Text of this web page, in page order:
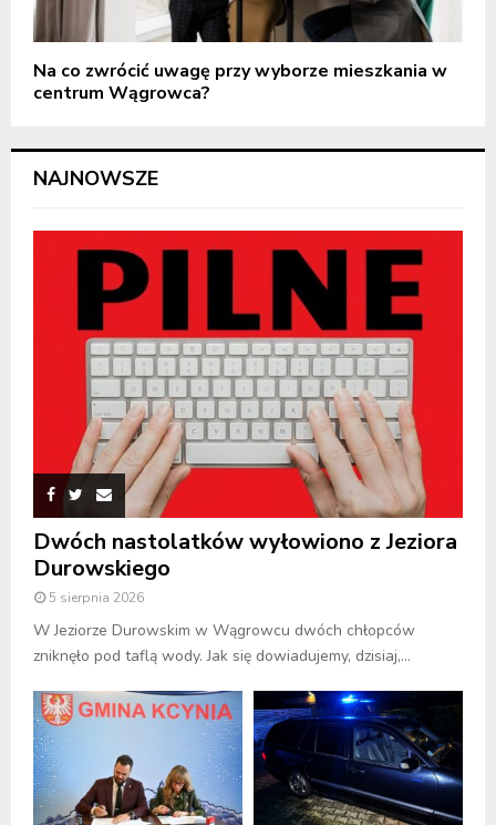
Na co zwrócić uwagę przy wyborze mieszkania w
centrum Wągrowca?
NAJNOWSZE
Dwóch nastolatków wyłowiono z Jeziora
Durowskiego
5 sierpnia 2026
W Jeziorze Durowskim w Wągrowcu dwóch chłopców
zniknęło pod taflą wody. Jak się dowiadujemy, dzisiaj,...